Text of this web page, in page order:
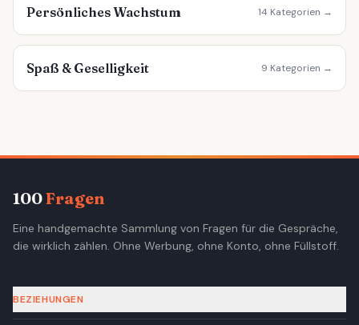
Persönliches Wachstum 14 Kategorien →
Spaß & Geselligkeit 9 Kategorien →
100Fragen
Eine handgemachte Sammlung von Fragen für die Gespräche,
die wirklich zählen. Ohne Werbung, ohne Konto, ohne Füllstoff.
BEZIEHUNGEN